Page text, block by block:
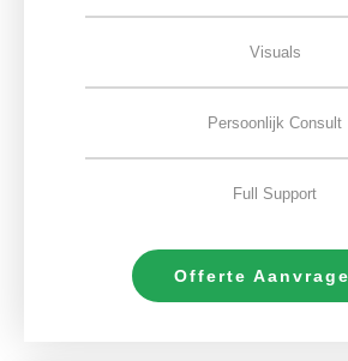
Visuals
Persoonlijk Consult
Full Support
Offerte